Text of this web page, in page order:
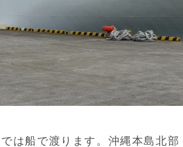
は船で渡ります。沖縄本島北